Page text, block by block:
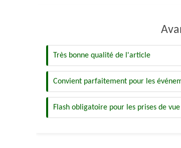
Très bonne qualité de l'article
Convient parfaitement pour les
Flash obligatoire pour les prises de